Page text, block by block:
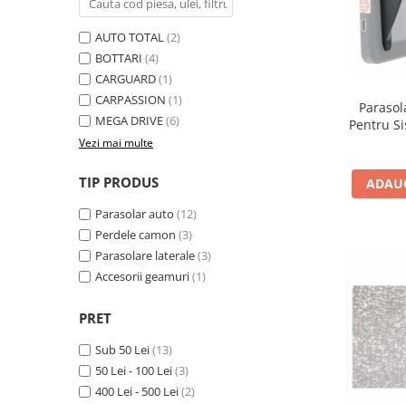
Filtre Combustibil
Filtre Habitaclu
Intretinere si Cosmetica Auto
Produse Cosmetica Auto
Produse curatare interior auto
Spuma activa & detergenti auto
Accesorii telefoane mobile
Cabluri Curent Auto
Cabluri si adaptoare telefoane
Echipamente Service
Incarcatoare telefoane mobile
Parasolare Auto
AUTO TOTAL(2)
BOTTARI (4)
CARGUARD(1)
CARPASSION (1)
MEGA DRIVE(6)
Vezi mai multe
TIP PRODUS
Parasolar auto (12)
Perdele camon (3)
Parasolare laterale(3)
Accesorii geamuri(1)
PRET
Sub 50 Lei(13)
50 Lei - 100 Lei(3)
400 Lei - 500 Lei(2)
Pentru